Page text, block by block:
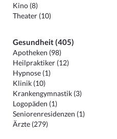
Kino (8)
Theater (10)
Gesundheit (405)
Apotheken (98)
Heilpraktiker (12)
Hypnose (1)
Klinik (10)
Krankengymnastik (3)
Logopäden (1)
Seniorenresidenzen (1)
Ärzte (279)